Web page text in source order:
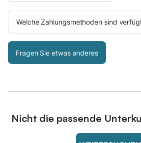
Welche Zahlungsmethoden sind
Fragen Sie etwas anderes
Nicht die passende